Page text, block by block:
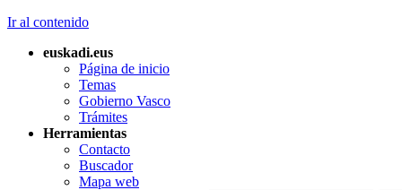
Ir al contenido
euskadi.eus
Página de inicio
Temas
Gobierno Vasco
Trámites
Herramientas
Contacto
Buscador
Mapa web